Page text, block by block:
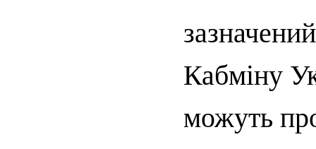
Кабміну
можуть